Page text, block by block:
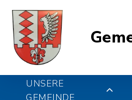
UNSERE
GEMEINDE